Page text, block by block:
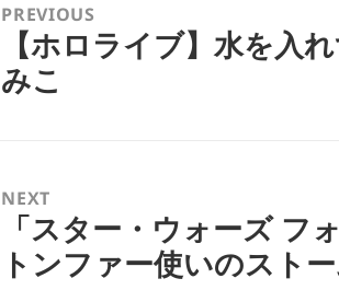
PREVIOUS
Previous
post:
【ホロライブ】水を入
みこ
NEXT
Next
post:
「スター・ウォーズ フ
トンファー使いのスト